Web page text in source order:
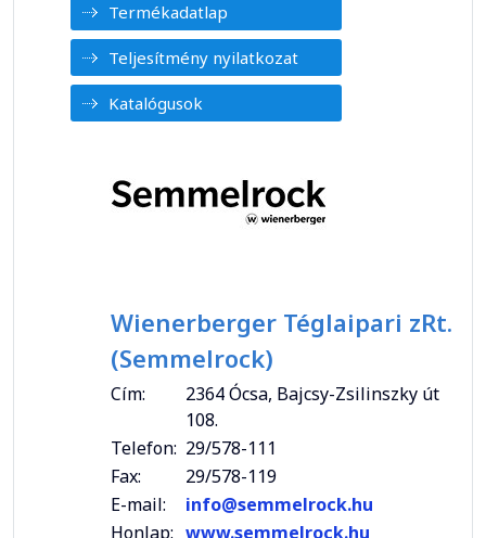
Termékadatlap
Teljesítmény nyilatkozat
Katalógusok
Wienerberger Téglaipari zRt.
(Semmelrock)
Cím:
2364 Ócsa, Bajcsy-Zsilinszky út
108.
Telefon: 29/578-111
Fax:
29/578-119
E-mail:
info@semmelrock.hu
Honlap: www.semmelrock.hu